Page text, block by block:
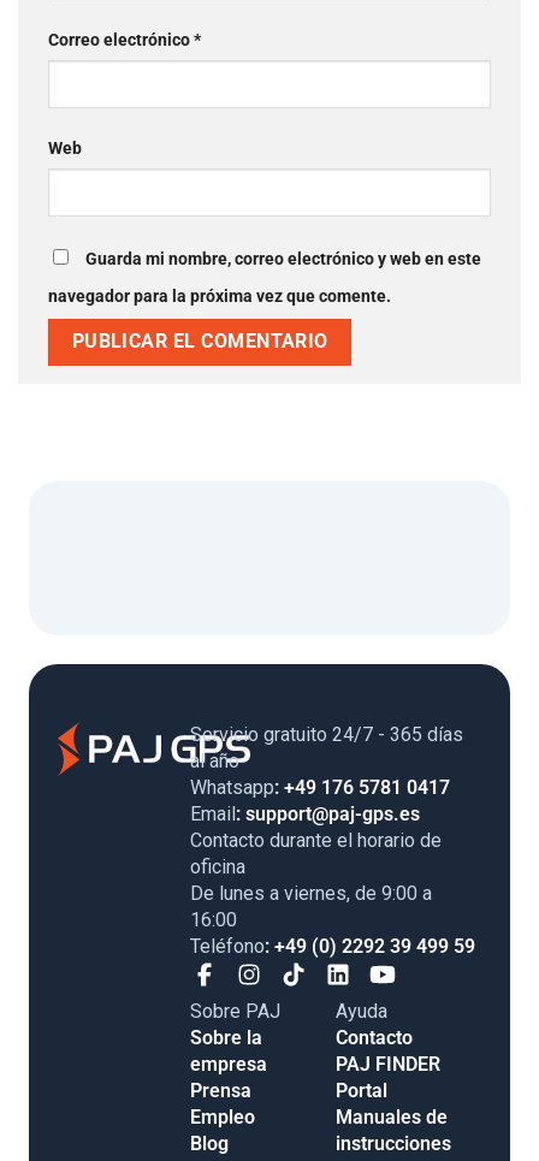
Correo electrónico*
Web
Guarda mi nombre, correo electrónico y web en este
navegador para la próxima vez que comente.
Servicio gratuito 24/7 - 365 días
al año
Whatsapp: +49 176 5781 0417
Email: support@paj-gps.es
Contacto durante el horario de
oficina
De lunes a viernes, de 9:00 a
16:00
Teléfono: +49 (0) 2292 39 499 59
Sobre PAJ
Sobre la
empresa
Prensa
Empleo
Blog
Ayuda
Contacto
PAJ FINDER
Portal
Manuales de
instrucciones